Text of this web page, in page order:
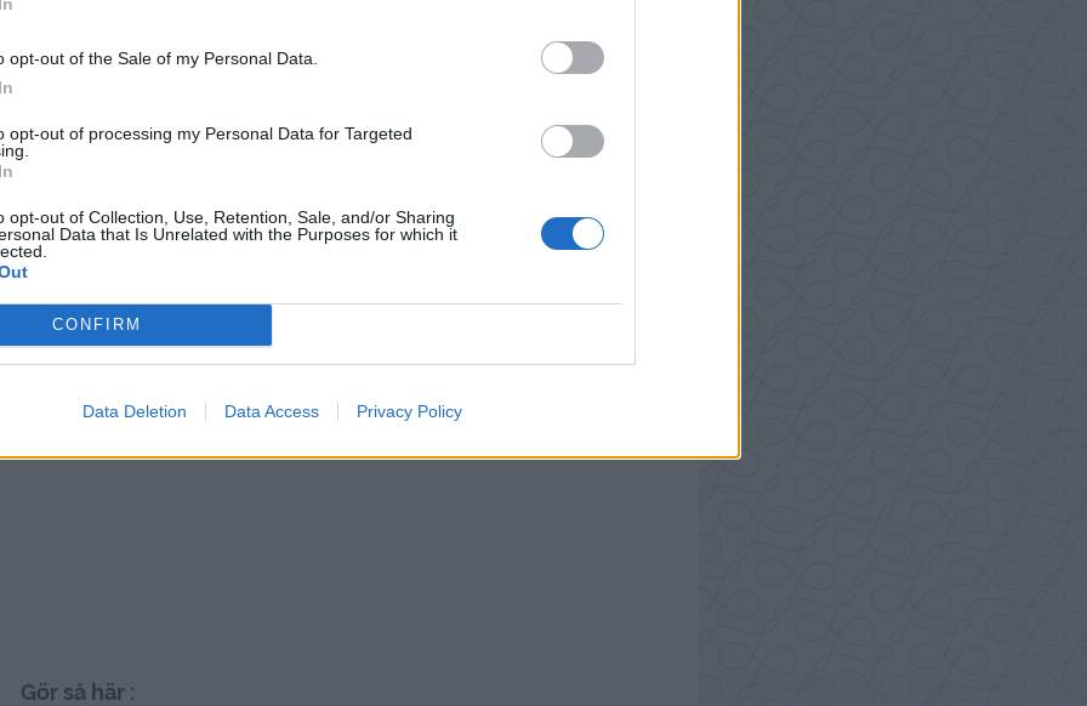
opt-out of the Sale of my Personal Data.
opt-out of processing my Personal Data for Targeted
opt-out of Collection, Use, Retention, Sale, and/or Sharing
Data that Is Unrelated with the Purposes for which it
CONFIRM
Data Deletion Data Access Privacy Policy
2 dl socker
50 gram smör
1 dl vispgrädde
gram vit choklad
Gör så här :